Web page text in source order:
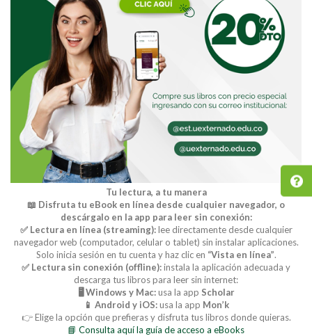
Tu lectura, a tu manera
📖 Disfruta tu eBook en línea desde cualquier navegador, o
descárgalo en la app para leer sin conexión:
✅ Lectura en línea (streaming):lee directamente desde cualquier
navegador web (computador, celular o tablet) sin instalar aplicaciones.
Solo inicia sesión en tu cuenta y haz clic en “Vista en línea”.
✅ Lectura sin conexión (offline):instala la aplicación adecuada y
descarga tus libros para leer sin internet:
🖥️ Windows y Mac:usa la app Scholar
📱 Android y iOS:usa la app Mon’k
👉 Elige la opción que prefieras y disfruta tus libros donde quieras.
📘 Consulta aquí la guía de acceso a eBooks